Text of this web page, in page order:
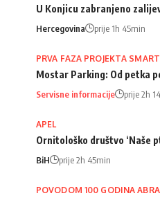
U Konjicu zabranjeno
Hercegovina prije 1h 45min
PRVA FAZA PROJEKTA
Mostar Parking: Od petka
Servisne informacije prije 2h
APEL
Ornitološko društvo ‘Naše
BiH prije 2h 45min
POVODOM 100 GODINA